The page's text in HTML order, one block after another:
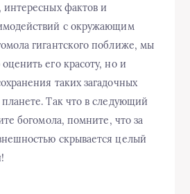
фактов и
с окружающим
гигантского поближе, мы
его красоту, но и
таких загадочных
Так что в следующий
богомола, помните, что за
скрывается целый